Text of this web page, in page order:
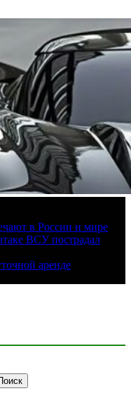
в России и мире
ВСУ пострадал
аренде